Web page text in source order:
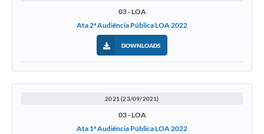
03 - LOA
Ata 2ª Audiência Pública LOA 2022
DOWNLOADS
2021 (23/09/2021)
03 - LOA
Ata 1ª Audiência Pública LOA 2022